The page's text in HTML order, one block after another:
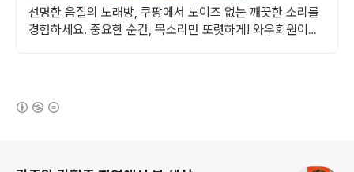
선명한 음질의 노래방, 쿠팡에서 노이즈 없는 깨끗한 소리를
경험하세요. 중요한 순간, 목소리만 또렷하게! 와우회원이라